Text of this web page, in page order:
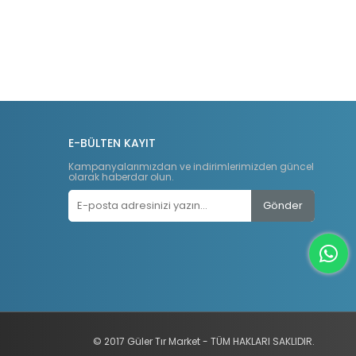
E-BÜLTEN KAYIT
Kampanyalarımızdan ve indirimlerimizden güncel
olarak haberdar olun.
Gönder
© 2017 Güler Tır Market - TÜM HAKLARI SAKLIDIR.